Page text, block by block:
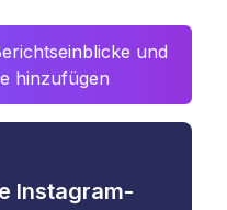
und
hinzufügen
Instagram-